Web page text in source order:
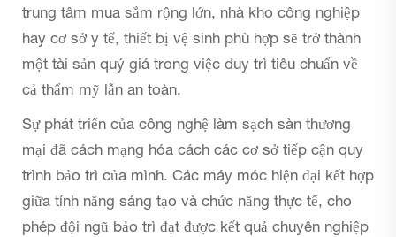
trung tâm mua sắm rộng lớn, nhà kho công nghiệp
hay cơ sở y tế, thiết bị vệ sinh phù hợp sẽ trở thành
một tài sản quý giá trong việc duy trì tiêu chuẩn về
cả thẩm mỹ lẫn an toàn.
Sự phát triển của công nghệ làm sạch sàn thương
mại đã cách mạng hóa cách các cơ sở tiếp cận quy
trình bảo trì của mình. Các máy móc hiện đại kết hợp
giữa tính năng sáng tạo và chức năng thực tế, cho
phép đội ngũ bảo trì đạt được kết quả chuyên nghiệp